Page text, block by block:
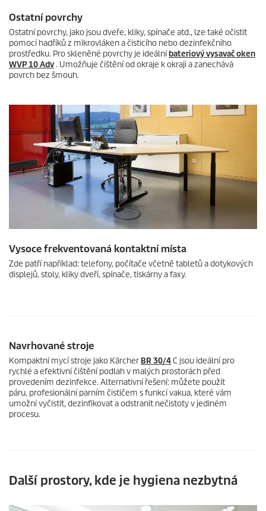
Ostatní povrchy
Ostatní povrchy, jako jsou dveře, kliky, spínače atd., lze také očistit
pomocí hadříků z mikrovláken a čisticího nebo dezinfekčního
prostředku. Pro skleněné povrchy je ideálníbateriový vysavač oken
WVP 10 Adv . Umožňuje čištění od okraje k okraji a zanechává
povrch bez šmouh.
Vysoce frekventovaná kontaktní místa
Zde patří například: telefony, počítače včetně tabletů a dotykových
displejů, stoly, kliky dveří, spínače, tiskárny a faxy.
Navrhované stroje
Kompaktní mycí stroje jako Kärcher BR 30/4C jsou ideální pro
rychlé a efektivní čištění podlah v malých prostorách před
provedením dezinfekce. Alternativní řešení: můžete použít
páru, profesionální parním čističem s funkcí vakua, které vám
umožní vyčistit, dezinfikovat a odstranit nečistoty v jediném
procesu.
Další prostory, kde je hygiena nezbytná